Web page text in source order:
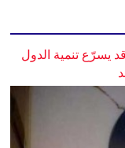
يسرّع تنمية الدول